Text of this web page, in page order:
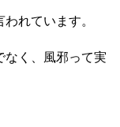
れています。
なく、風邪って実